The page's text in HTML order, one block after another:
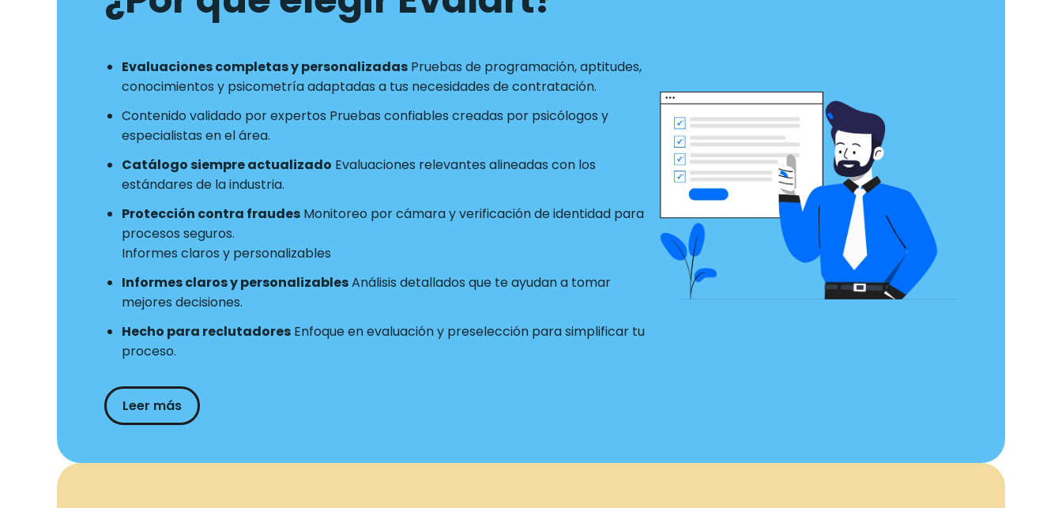
Evaluaciones completas y personalizadas Pruebas de programación, aptitudes,
conocimientos y psicometría adaptadas a tus necesidades de contratación.
Contenido validado por expertos Pruebas confiables creadas por psicólogos y
especialistas en el área.
Catálogo siempre actualizado Evaluaciones relevantes alineadas con los
estándares de la industria.
Protección contra fraudes Monitoreo por cámara y verificación de identidad para
procesos seguros.
Informes claros y personalizables
Informes claros y personalizablesAnálisis detallados que te ayudan a tomar
mejores decisiones.
Hecho para reclutadores Enfoque en evaluación y preselección para simplificar tu
proceso.
Leer más